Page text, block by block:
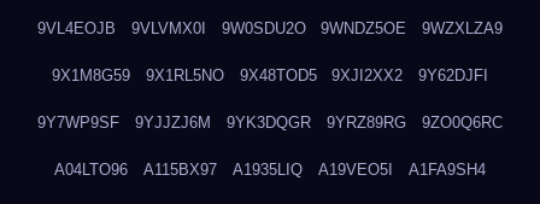
9VL4EOJB 9VLVMX0I 9W0SDU2O 9WNDZ5OE 9WZXLZA9
9X1M8G59 9X1RL5NO 9X48TOD5 9XJI2XX2 9Y62DJFI
9Y7WP9SF 9YJJZJ6M 9YK3DQGR 9YRZ89RG 9ZO0Q6RC
A04LTO96 A115BX97 A1935LIQ A19VEO5I A1FA9SH4